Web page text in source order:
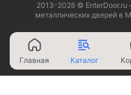
2013-2026 © EnterDoor.ru
металлических дверей в
Главная Каталог